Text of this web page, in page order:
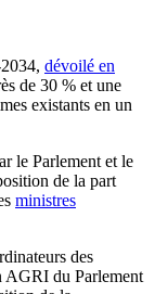
dévoilé en
de 30 % et une
existants en un
le Parlement et le
de la part
ministres
des
AGRI du Parlement